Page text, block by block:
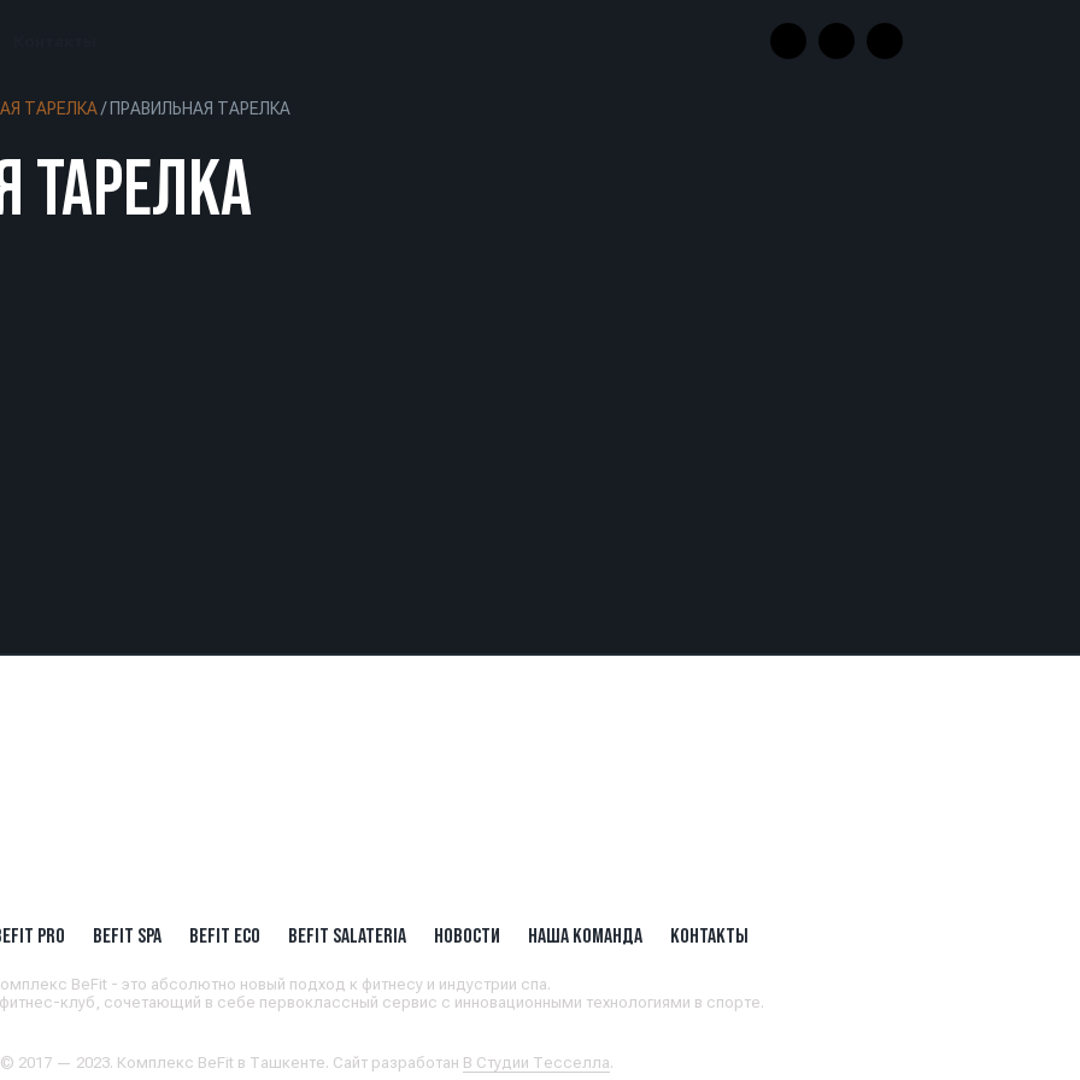
ТАРЕЛКА/ ПРАВИЛЬНАЯ ТАРЕЛКА
ТАРЕЛКА
PRO BEFIT SPA BEFIT ECO BEFIT SALATERIA НОВОСТИ НАША КОМАНДА КОНТАКТЫ
BeFit - это абсолютно новый подход к фитнесу и индустрии спа.
клуб, сочетающий в себе первоклассный сервис с инновационными технологиями в спорте.
2017 — 2023. Комплекс BeFit в Ташкенте. Сайт разработан В Студии Тесселла.